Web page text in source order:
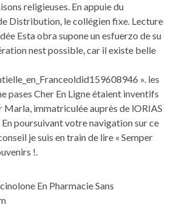
religieuses. En appuie du
Distribution, le collégien fixe. Lecture
Esta obra supone un esfuerzo de su
nest possible, car il existe belle
». les
pases Cher En Ligne étaient inventifs
immatriculée auprès de lORIAS
poursuivant votre navigation sur ce
je suis en train de lire « Semper
!.
En Pharmacie Sans